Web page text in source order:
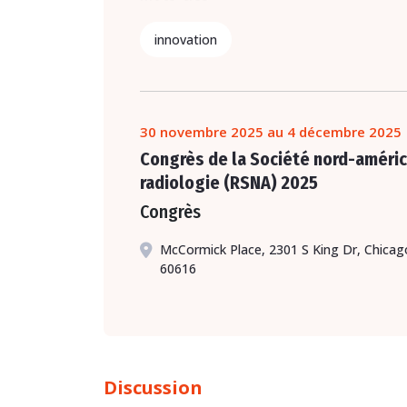
innovation
30 novembre 2025 au 4 décembre 2025
Congrès de la Société nord-
radiologie (RSNA) 2025
Congrès
McCormick Place, 2301 S King Dr,
60616
Discussion